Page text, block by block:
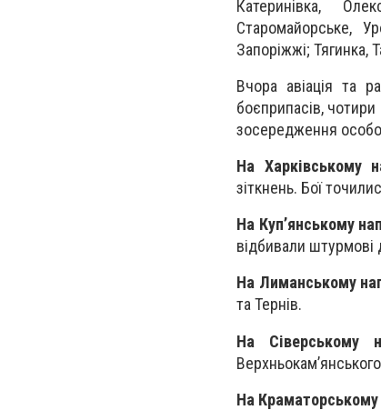
Катеринівка,
Старомайорське,
Запоріжжі; Тягинка,
Вчора авіація та
боєприпасів, чотири
зосередження
На Харківському
зіткнень. Бої
На Куп’янському
відбивали штурмові
На Лиманському
та Тернів.
На Сіверському
На